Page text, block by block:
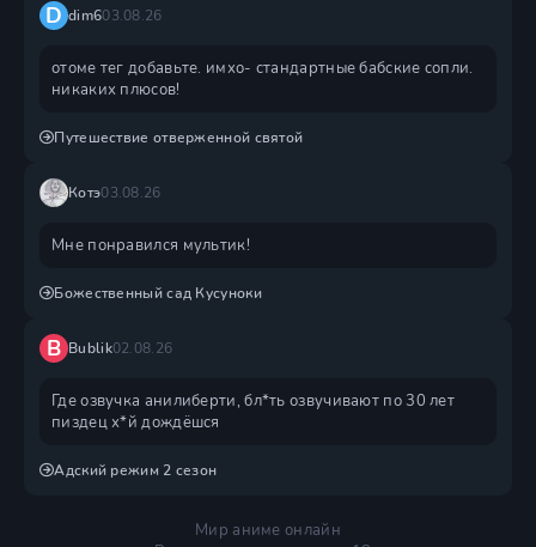
D dim603.08.26
отоме тег добавьте. имхо- стандартные бабские сопли.
никаких плюсов!
Путешествие отверженной святой
Котэ03.08.26
Мне понравился мультик!
Божественный сад Кусуноки
B Bublik02.08.26
Где озвучка анилиберти, бл*ть озвучивают по 30 лет
пиздец х*й дождëшся
Адский режим 2 сезон
Мир аниме онлайн